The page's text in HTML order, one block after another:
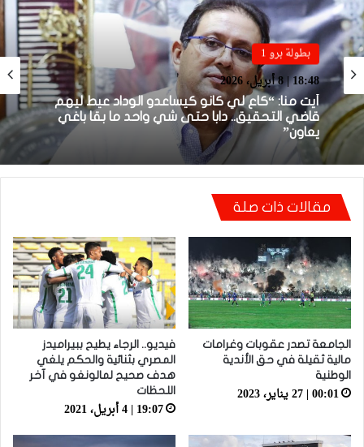
بطولة برو 1
18:48 | 8 أبريل، 2026
أيت منا: “كاع لي كانو كيساعدو الوداد عيط ليهم
يعاون”
بطولة برو 1
22:23 | 6 أبريل، 2026
توالي النتائج السلبية يلاحق الوداد الرياضي بعد
تعادل جديد أمام الدفاع الحسني الجديدي
مقالات ذات صلة
الجامعة تصدر عقوبات وغرامات
مالية ثقيلة في حق الأندية
الوطنية
00:01 | 27 يناير، 2023
فيديو.. الرجاء يطيح ببيراميدز
المصري بثنائية والحكم يلغي
هدف صحيح لمالونغو في آخر
اللحظات
19:07 | 4 أبريل، 2021